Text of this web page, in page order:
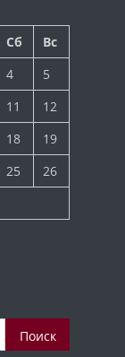
Сб
Вс
4
5
11
12
18
19
25
26
Найти: